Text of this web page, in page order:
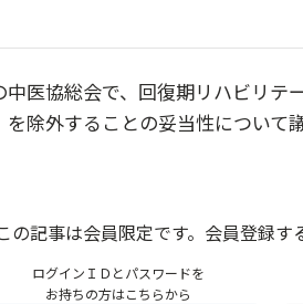
医協総会で、回復期リハビリテ
を除外することの妥当性につい
の記事は会員限定です。会員登録す
ログインＩＤとパスワードを
お持ちの方はこちらから